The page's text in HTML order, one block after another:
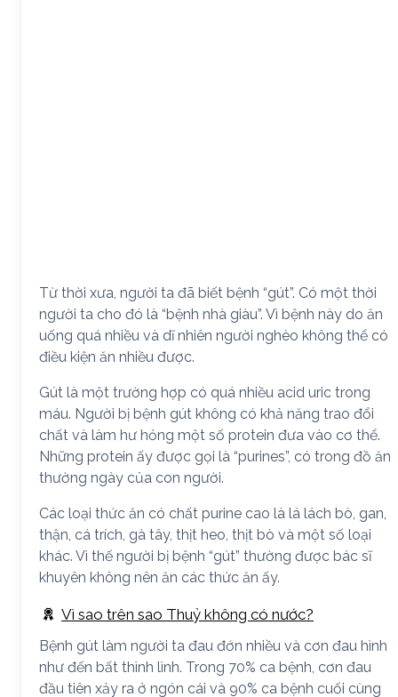
Từ thời xưa, người ta đã biết bệnh “gút”. Có một thời
người ta cho đó là “bệnh nhà giàu”. Vì bệnh này do ăn
uống quá nhiều và dĩ nhiên người nghèo không thể có
điều kiện ăn nhiều được.
Gút là một trường hợp có quá nhiều acid uric trong
máu. Người bị bệnh gút không có khả năng trao đổi
chất và làm hư hỏng một số protein đưa vào cơ thể.
Những protein ấy được gọi là “purines”, có trong đồ ăn
thường ngày của con người.
Các loại thức ăn có chất purine cao là lá lách bò, gan,
thận, cá trích, gà tây, thịt heo, thịt bò và một số loại
khác. Vì thế người bị bệnh “gút” thường được bác sĩ
khuyên không nên ăn các thức ăn ấy.
Vì sao trên sao Thuỷ không có nước?
Bệnh gút làm người ta đau đớn nhiều và cơn đau hình
như đến bất thình lình. Trong 70% ca bệnh, cơn đau
đầu tiên xảy ra ở ngón cái và 90% ca bệnh cuối cùng